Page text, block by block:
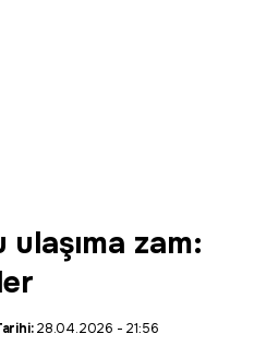
zam:
28.04.2026 - 21:56